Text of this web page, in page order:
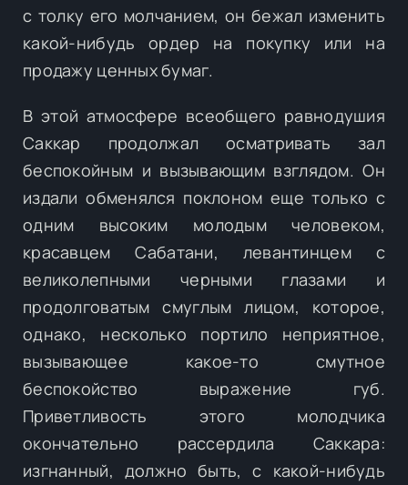
с толку его молчанием, он бежал изменить
какой-нибудь ордер на покупку или на
продажу ценных бумаг.
В этой атмосфере всеобщего равнодушия
Саккар продолжал осматривать зал
беспокойным и вызывающим взглядом. Он
издали обменялся поклоном еще только с
одним высоким молодым человеком,
красавцем Сабатани, левантинцем с
великолепными черными глазами и
продолговатым смуглым лицом, которое,
однако, несколько портило неприятное,
вызывающее какое-то смутное
беспокойство выражение губ.
Приветливость этого молодчика
окончательно рассердила Саккара:
изгнанный, должно быть, с какой-нибудь